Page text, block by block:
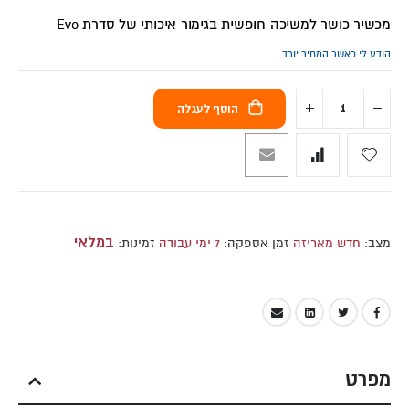
מכשיר כושר למשיכה חופשית בגימור איכותי של סדרת Evo
הודע לי כאשר המחיר יורד
הוסף לעגלה
מצב: חדש מאריזה זמן אספקה: 7 ימי עבודה זמינות: במלאי
מפרט